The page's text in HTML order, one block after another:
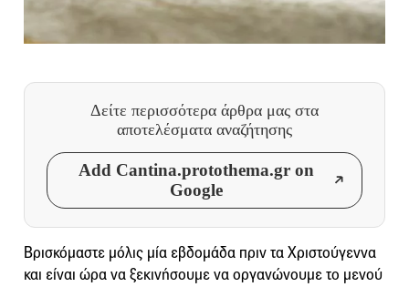
Δείτε περισσότερα άρθρα μας στα
αποτελέσματα αναζήτησης
Add Cantina.protothema.gr on
Google
Βρισκόμαστε μόλις μία εβδομάδα πριν τα Χριστούγεννα
και είναι ώρα να ξεκινήσουμε να οργανώνουμε το μενού